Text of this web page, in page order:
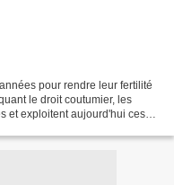
pour rendre leur fertilité
le droit coutumier, les
et exploitent aujourd'hui ces